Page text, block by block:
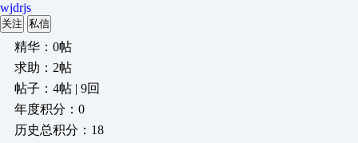
wjdrjs
关注 私信
精华：0帖
求助：2帖
帖子：4帖 | 9回
年度积分：0
历史总积分：18